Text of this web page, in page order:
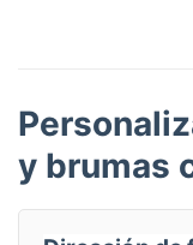
y brumas